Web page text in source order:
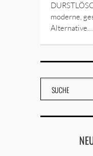
moderne,
Alternative…